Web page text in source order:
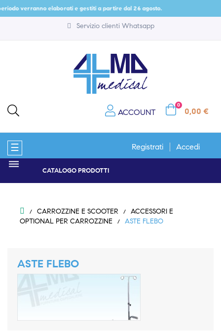
verranno elaborati e gestiti a partire dal 26 agosto.
Servizio clienti Whatsapp
ACCOUNT
0
0,00 €
navigazione
Toggle
☰ Registrati Accedi
CATALOGO PRODOTTI
CARROZZINE E SCOOTER
ACCESSORI E
OPTIONAL PER CARROZZINE
ASTE FLEBO
ASTE FLEBO